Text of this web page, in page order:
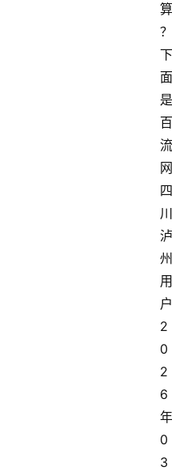
算
？
下
面
是
百
流
网
四
川
泸
州
用
户
2
0
2
6
年
0
3